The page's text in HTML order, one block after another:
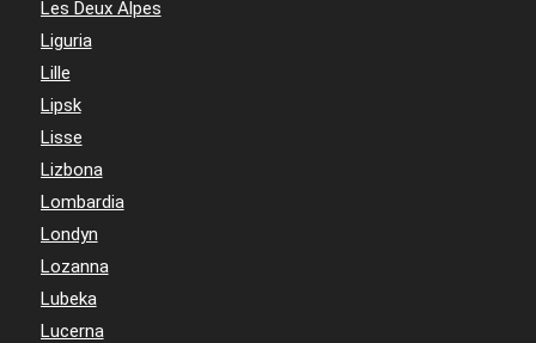
Les Deux Alpes
Liguria
Lille
Lipsk
Lisse
Lizbona
Lombardia
Londyn
Lozanna
Lubeka
Lucerna